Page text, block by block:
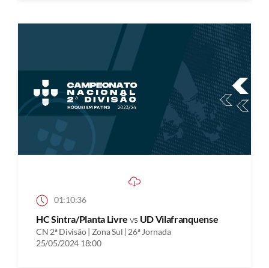
01:10:36
HC Sintra/Planta Livre vs UD Vilafranquense
CN 2ª Divisão | Zona Sul | 26ª Jornada
25/05/2024 18:00